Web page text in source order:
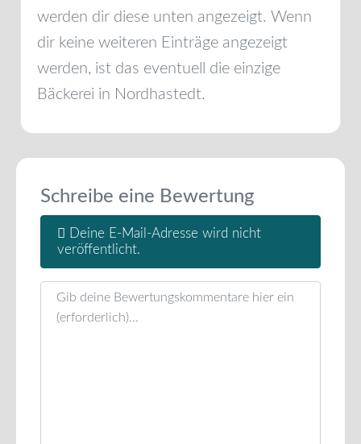
werden dir diese unten angezeigt. Wenn
dir keine weiteren Einträge angezeigt
werden, ist das eventuell die einzige
Bäckerei in Nordhastedt.
Schreibe eine Bewertung
Deine E-Mail-Adresse wird nicht
veröffentlicht.
Rezensionstext